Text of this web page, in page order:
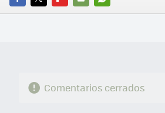
FACEBOOK
TWITTERFLIPBOARD
E-
WHATSAPP
Comentarios cerrados